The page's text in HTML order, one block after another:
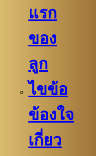
แรก
ของ
ลูก
ไขข้อ
ข้องใจ
เกี่ยว